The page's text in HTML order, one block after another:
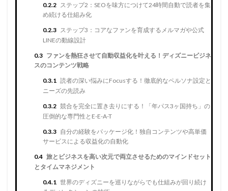
0.2.2 ステップ2：SEOを味方につけて24時間自動で読者を集
め続ける仕組み化
0.2.3 ステップ3：コアなファンを育成するメルマガや公式
LINEの動線設計
0.3 ファンを熱狂させて自動収益化を叶える！ディズニービジネ
スのコンテンツ戦略
0.3.1 読者の深い悩みにFocusする！徹底的なペルソナ設定と
ニーズの先読み
0.3.2 競合を完全に置き去りにする！「年パス3ヶ国持ち」の
圧倒的な専門性とE-E-A-T
0.3.3 自分の経験をパッケージ化！独自コンテンツや高単価
サービスによる収益化の自動化
0.4 旅とビジネスを高い次元で両立させるためのマインドセット
とタイムマネジメント
0.4.1 世界のディズニーを巡りながらでも仕組みが回り続け